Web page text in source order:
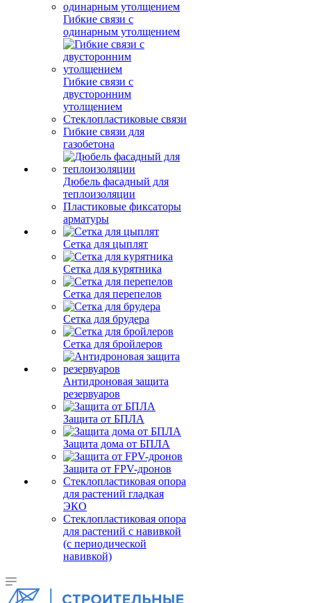
Гибкие связи с
одинарным утолщением
Гибкие связи с
двусторонним
утолщением
Стеклопластиковые связи
Гибкие связи для
газобетона
Дюбель фасадный для
теплоизоляции
Пластиковые фиксаторы
арматуры
Сетка для цыплят
Сетка для курятника
Сетка для перепелов
Сетка для брудера
Сетка для бройлеров
Антидроновая защита
резервуаров
Защита от БПЛА
Защита дома от БПЛА
Защита от FPV-дронов
Стеклопластиковая опора
для растений гладкая
ЭКО
Стеклопластиковая опора
для растений с навивкой
(с периодической
навивкой)